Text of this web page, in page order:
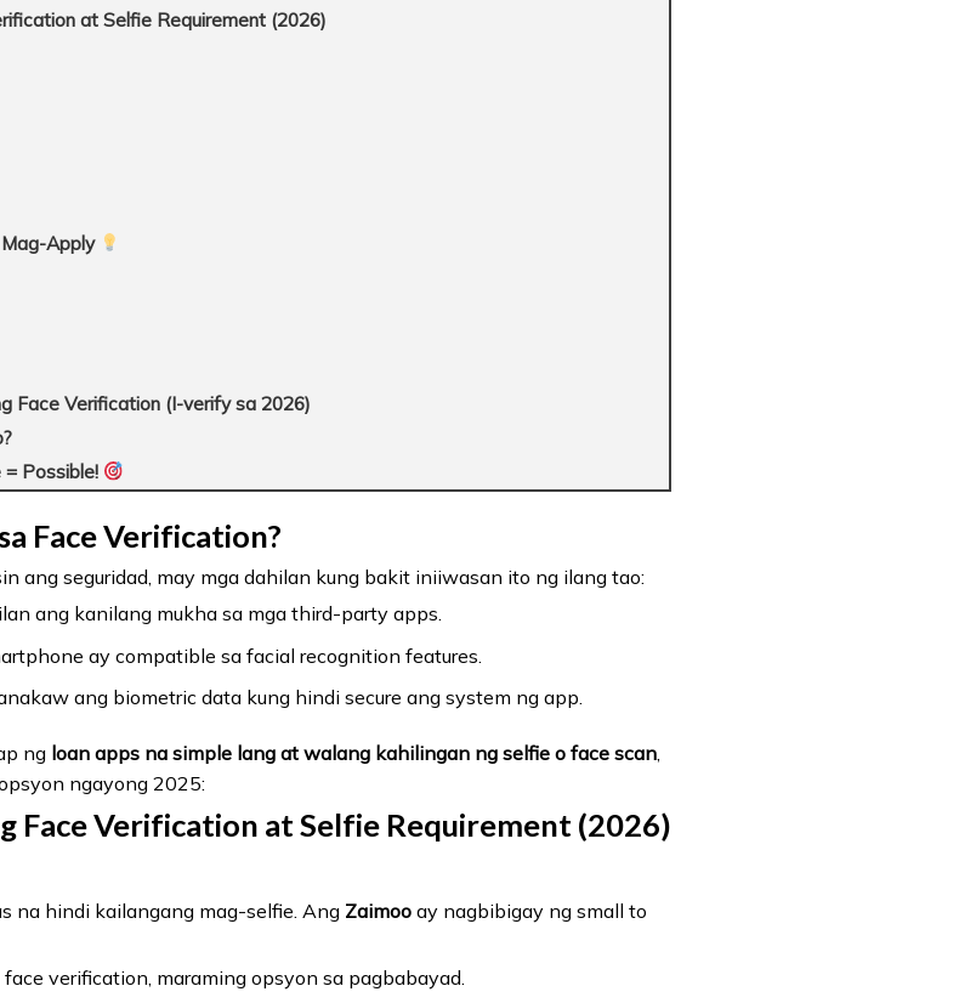
at Selfie Requirement (2026)
Apply
Face Verification (I-verify sa 2026)
= Possible!
Face Verification?
ang seguridad, may mga dahilan kung bakit iniiwasan ito ng ilang tao:
ang kanilang mukha sa mga third-party apps.
ay compatible sa facial recognition features.
ang biometric data kung hindi secure ang system ng app.
ng loan apps na simple lang at walang kahilingan ng selfie o face scan,
ngayong 2025:
Face Verification at Selfie Requirement (2026)
na hindi kailangang mag-selfie. Ang Zaimoo ay nagbibigay ng small to
verification, maraming opsyon sa pagbabayad.